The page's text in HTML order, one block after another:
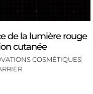
de la lumière rouge
cutanée
COSMÉTIQUES